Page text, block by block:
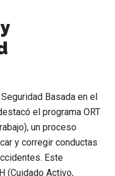
Basada en el
el programa ORT
un proceso
y corregir conductas
Este
(Cuidado Activo,